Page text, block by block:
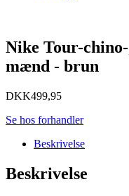
Nike Tour-
mænd - brun
DKK499,95
Se hos forhandler
Beskrivelse
Beskrivelse